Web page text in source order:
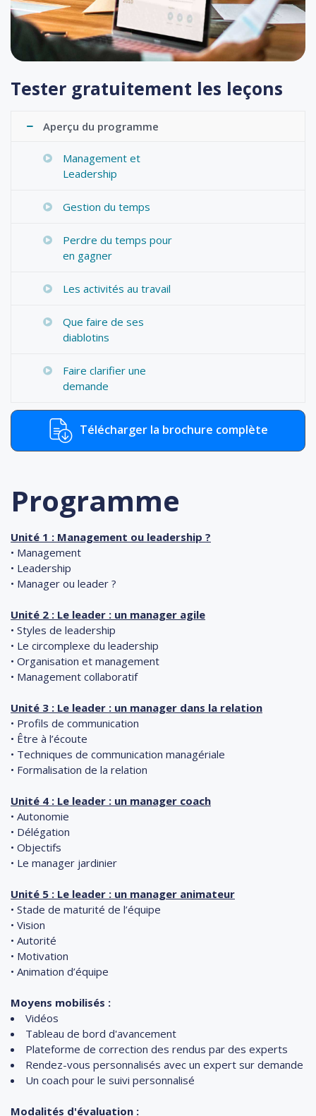
Tester gratuitement les leçons
Aperçu du programme
Management et
Leadership
Gestion du temps
Perdre du temps pour
en gagner
Les activités au travail
Que faire de ses
diablotins
Faire clarifier une
demande
Télécharger la brochure complète
Programme
Unité 1 : Management ou leadership ?
• Management
• Leadership
• Manager ou leader ?
Unité 2 : Le leader : un manager agile
• Styles de leadership
• Le circomplexe du leadership
• Organisation et management
• Management collaboratif
Unité 3 : Le leader : un manager dans la relation
• Profils de communication
• Être à l’écoute
• Techniques de communication managériale
• Formalisation de la relation
Unité 4 : Le leader : un manager coach
• Autonomie
• Délégation
• Objectifs
• Le manager jardinier
Unité 5 : Le leader : un manager animateur
• Stade de maturité de l’équipe
• Vision
• Autorité
• Motivation
• Animation d’équipe
Moyens mobilisés :
Vidéos
Tableau de bord d'avancement
Plateforme de correction des rendus par des experts
Rendez-vous personnalisés avec un expert sur demande
Un coach pour le suivi personnalisé
Modalités d'évaluation :